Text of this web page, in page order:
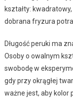
kształty:
dobrana fryzura
Długość peruki ma
Osoby o owalnym
swobodę w
gdy przy okrągłej
ważne jest, aby kolor